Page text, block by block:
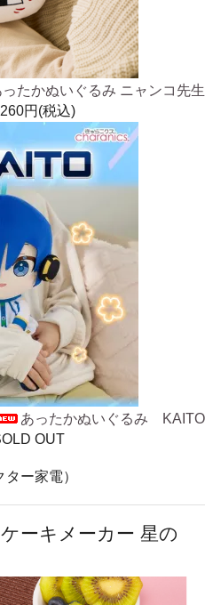
ったかぬいぐるみ ニャンコ先生
円(税込)
あったかぬいぐるみ KAITO
OUT
ー家電）
ーキメーカー 星の